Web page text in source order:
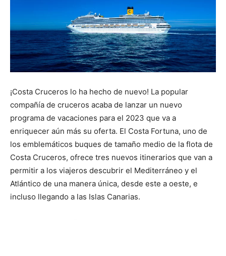
¡Costa Cruceros lo ha hecho de nuevo! La popular
compañía de cruceros acaba de lanzar un nuevo
programa de vacaciones para el 2023 que va a
enriquecer aún más su oferta. El Costa Fortuna, uno de
los emblemáticos buques de tamaño medio de la flota de
Costa Cruceros, ofrece tres nuevos itinerarios que van a
permitir a los viajeros descubrir el Mediterráneo y el
Atlántico de una manera única, desde este a oeste, e
incluso llegando a las Islas Canarias.